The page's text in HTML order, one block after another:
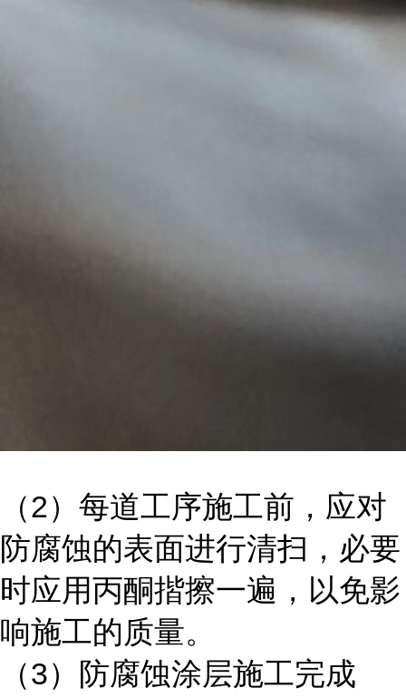
（2）每道工序施工前，应对
防腐蚀的表面进行清扫，必要
时应用丙酮揩擦一遍，以免影
响施工的质量。
（3）防腐蚀涂层施工完成